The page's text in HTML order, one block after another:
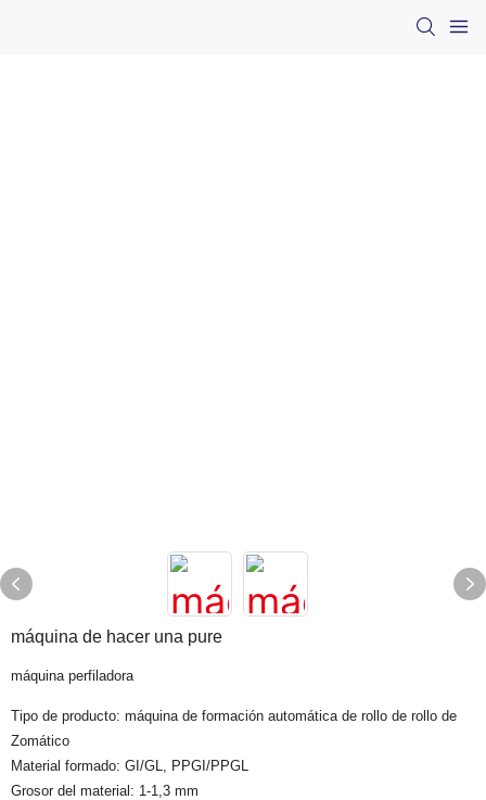
máquina de hacer una pure
máquina perfiladora
Tipo de producto: máquina de formación automática de rollo de rollo de
Zomático
Material formado: GI/GL, PPGI/PPGL
Grosor del material: 1-1,3 mm